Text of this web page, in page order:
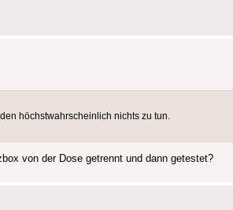
höchstwahrscheinlich nichts zu tun.
von der Dose getrennt und dann getestet?